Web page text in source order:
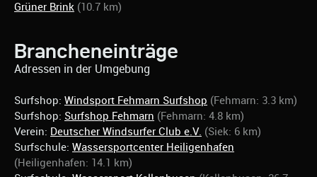
Grüner Brink (10.7 km)
Brancheneinträge
Adressen in der Umgebung
Surfshop: Windsport Fehmarn Surfshop (Fehmarn: 3.3 km)
Surfshop: Surfshop Fehmarn (Fehmarn: 4.8 km)
Verein: Deutscher Windsurfer Club e.V. (Siek: 6 km)
Surfschule: Wassersportcenter Heiligenhafen
(Heiligenhafen: 14.1 km)